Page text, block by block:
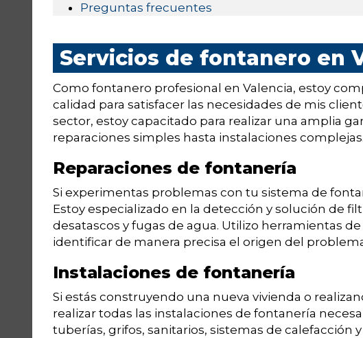
Preguntas frecuentes
Servicios de fontanero en
Como fontanero profesional en Valencia, estoy
calidad para satisfacer las necesidades de mis
sector, estoy capacitado para realizar una amplia
reparaciones simples hasta instalaciones complejas.
Reparaciones de fontanería
Si experimentas problemas con tu sistema de
Estoy especializado en la detección y solución de
desatascos y fugas de agua. Utilizo herramientas
identificar de manera precisa el origen del
Instalaciones de fontanería
Si estás construyendo una nueva vivienda o
realizar todas las instalaciones de fontanería
tuberías, grifos, sanitarios, sistemas de